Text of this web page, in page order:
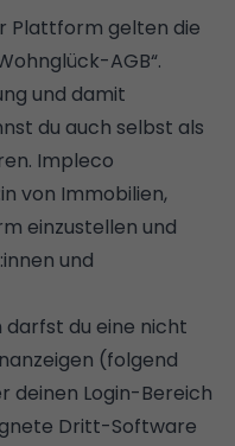
Plattform gelten die
AGB“.
und damit
du auch selbst als
Impleco
von Immobilien,
einzustellen und
und
darfst du eine nicht
(folgend
deinen Login-Bereich
Dritt-Software